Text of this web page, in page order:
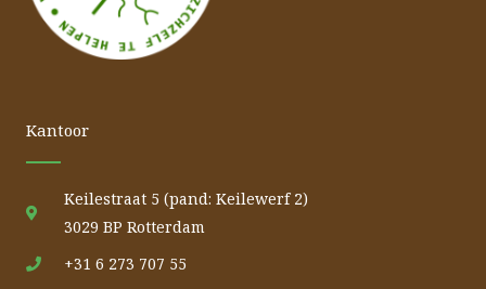
Kantoor
Keilestraat 5 (pand: Keilewerf 2)
3029 BP Rotterdam
+31 6 273 707 55